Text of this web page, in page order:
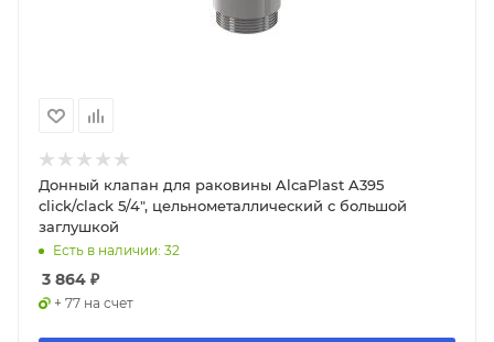
Донный клапан для раковины AlcaPlast A395
click/clack 5/4", цельнометаллический с большой
заглушкой
Есть в наличии: 32
3 864 ₽
+ 77 на счет